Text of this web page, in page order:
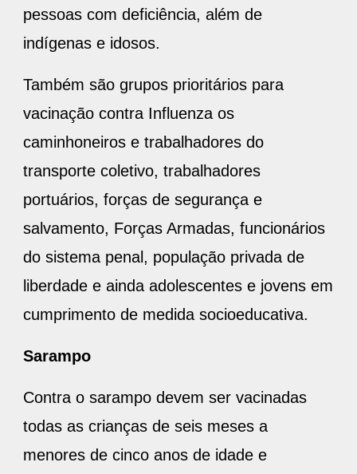
pessoas com deficiência, além de
indígenas e idosos.
Também são grupos prioritários para
vacinação contra Influenza os
caminhoneiros e trabalhadores do
transporte coletivo, trabalhadores
portuários, forças de segurança e
salvamento, Forças Armadas, funcionários
do sistema penal, população privada de
liberdade e ainda adolescentes e jovens em
cumprimento de medida socioeducativa.
Sarampo
Contra o sarampo devem ser vacinadas
todas as crianças de seis meses a
menores de cinco anos de idade e